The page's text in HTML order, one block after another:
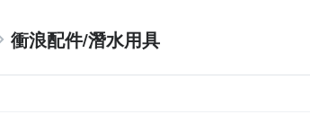
衝浪配件/潛水用具